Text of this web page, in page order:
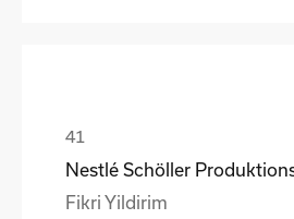
Nestlé Schöller
Fikri Yildirim